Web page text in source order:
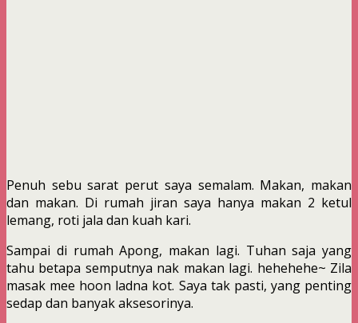
Penuh sebu sarat perut saya semalam. Makan, makan
dan makan. Di rumah jiran saya hanya makan 2 ketul
lemang, roti jala dan kuah kari.
Sampai di rumah Apong, makan lagi. Tuhan saja yang
tahu betapa semputnya nak makan lagi. hehehehe~ Zila
masak mee hoon ladna kot. Saya tak pasti, yang penting
sedap dan banyak aksesorinya.